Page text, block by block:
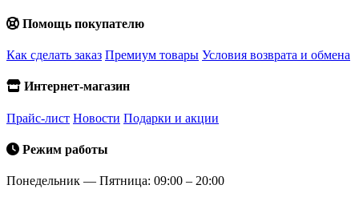
Помощь покупателю
Как сделать заказ Премиум товары Условия возврата и обмена
Интернет-магазин
Прайс-лист Новости Подарки и акции
Режим работы
Понедельник — Пятница: 09:00 – 20:00